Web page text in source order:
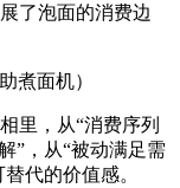
了泡面的消费边
煮面机）
里，从“消费序列
”，从“被动满足需
代的价值感。